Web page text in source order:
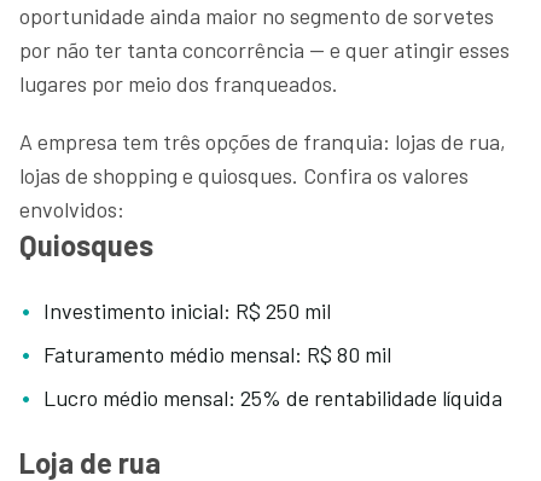
oportunidade ainda maior no segmento de sorvetes
por não ter tanta concorrência — e quer atingir esses
lugares por meio dos franqueados.
A empresa tem três opções de franquia: lojas de rua,
lojas de shopping e quiosques. Confira os valores
envolvidos:
Quiosques
Investimento inicial: R$ 250 mil
Faturamento médio mensal: R$ 80 mil
Lucro médio mensal: 25% de rentabilidade líquida
Loja de rua